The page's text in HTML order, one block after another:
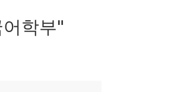
학부"